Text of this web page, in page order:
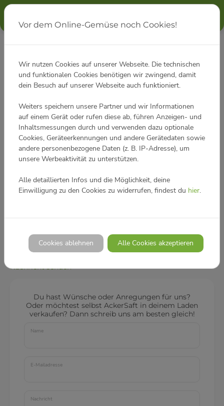
Kontakt
Kontaktdaten
Adressdaten
Koschatstraße 42/2
9800 Spittal / Drau
Austria
Kontakt
Telefon:
+43 (0) 720 77 50 45
E-Mail:
office@myacker.com
Nachricht senden
Du hast Wünsche oder Anregungen für uns?
Oder möchtest selbst AckerSaft in deinem Laden
verkaufen? Dann schreib uns am besten gleich!
Name
E-Mailadresse
Nachricht
Vor dem Online-Gemüse noch Cookies!
Wir nutzen Cookies auf unserer Webseite. Die technischen
und funktionalen Cookies benötigen wir zwingend, damit
dein Besuch auf unserer Webseite auch funktioniert.
Weiters speichern unsere Partner und wir Informationen
auf einem Gerät oder rufen diese ab, führen Anzeigen- und
Inhaltsmessungen durch und verwenden dazu optionale
Cookies, Geräteerkennungen und andere Gerätedaten sowie
andere personenbezogene Daten (z. B. IP-Adresse), um
unsere Werbeaktivität zu unterstützen.
Alle detaillierten Infos und die Möglichkeit, deine
Einwilligung zu den Cookies zu widerrufen, findest du hier.
Cookies ablehnen Alle Cookies akzeptieren